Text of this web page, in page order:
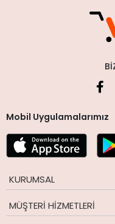
Mobil Uygulamalarımız
KURUMSAL
MÜŞTERI HIZMETLERI